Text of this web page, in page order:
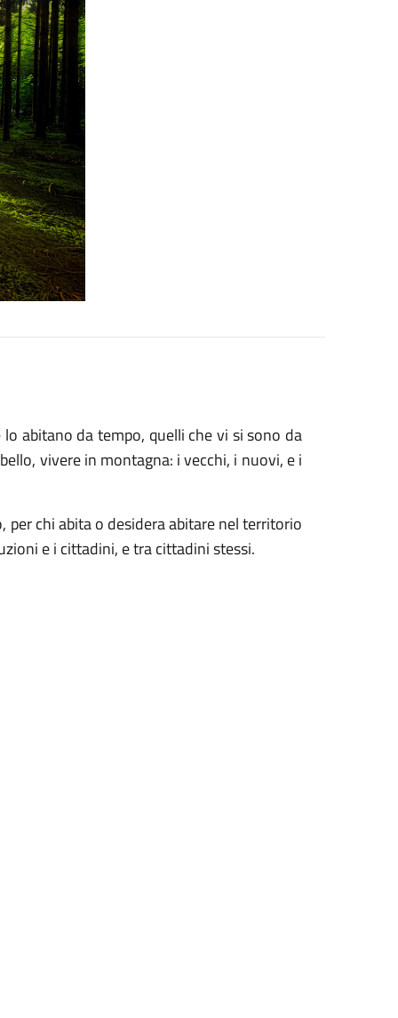
abitano da tempo, quelli che vi si sono da
vivere in montagna: i vecchi, i nuovi, e i
chi abita o desidera abitare nel territorio
e i cittadini, e tra cittadini stessi.